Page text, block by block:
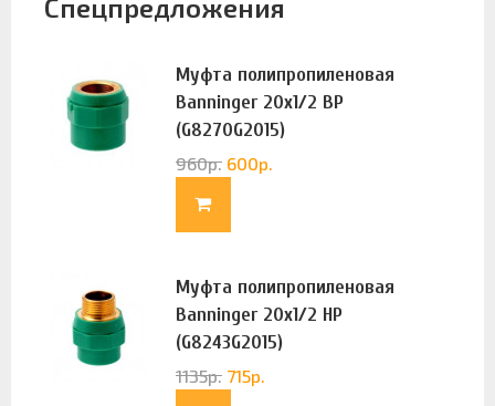
Спецпредложения
Муфта полипропиленовая
Banninger 20х1/2 ВР
(G8270G2015)
960р. 600р.
Муфта полипропиленовая
Banninger 20х1/2 НР
(G8243G2015)
1135р. 715р.